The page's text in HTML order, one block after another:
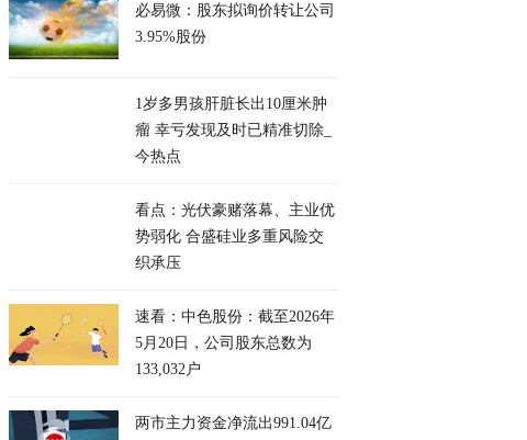
必易微：股东拟询价转让公司
3.95%股份
1岁多男孩肝脏长出10厘米肿
瘤 幸亏发现及时已精准切除_
今热点
看点：光伏豪赌落幕、主业优
势弱化 合盛硅业多重风险交
织承压
速看：中色股份：截至2026年
5月20日，公司股东总数为
133,032户
两市主力资金净流出991.04亿